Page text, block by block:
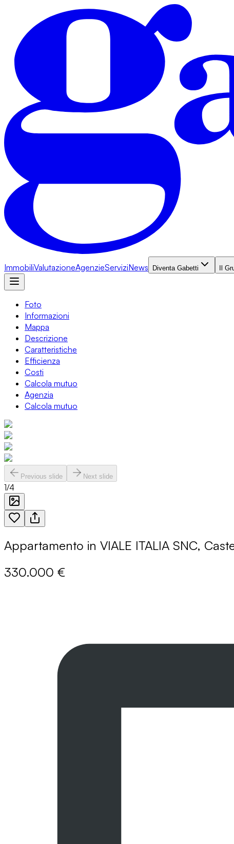
ImmobiliValutazioneAgenzieServiziNews Diventa Gabetti Il
Foto
Informazioni
Mappa
Descrizione
Caratteristiche
Efficienza
Costi
Calcola mutuo
Agenzia
Calcola mutuo
Previous slide Next slide
1/4
Appartamento in VIALE ITALIA SNC,
330.000 €